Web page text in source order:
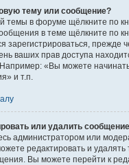
тему или сообщение?
темы в форуме щёлкните по
в теме щёлкните по
зарегистрироваться, прежде
ваших прав доступа
«Вы можете
и т.п.
или удалить
администратором или
редактировать и удалять
Вы можете перейти к